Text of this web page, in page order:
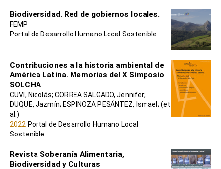
Biodiversidad. Red de gobiernos locales.
FEMP
Portal de Desarrollo Humano Local Sostenible
Contribuciones a la historia ambiental de
América Latina. Memorias del X Simposio
SOLCHA
CUVI, Nicolás; CORREA SALGADO, Jennifer;
DUQUE, Jazmín; ESPINOZA PESÁNTEZ, Ismael; (et
al.)
2022 Portal de Desarrollo Humano Local
Sostenible
Revista Soberanía Alimentaria,
Biodiversidad y Culturas